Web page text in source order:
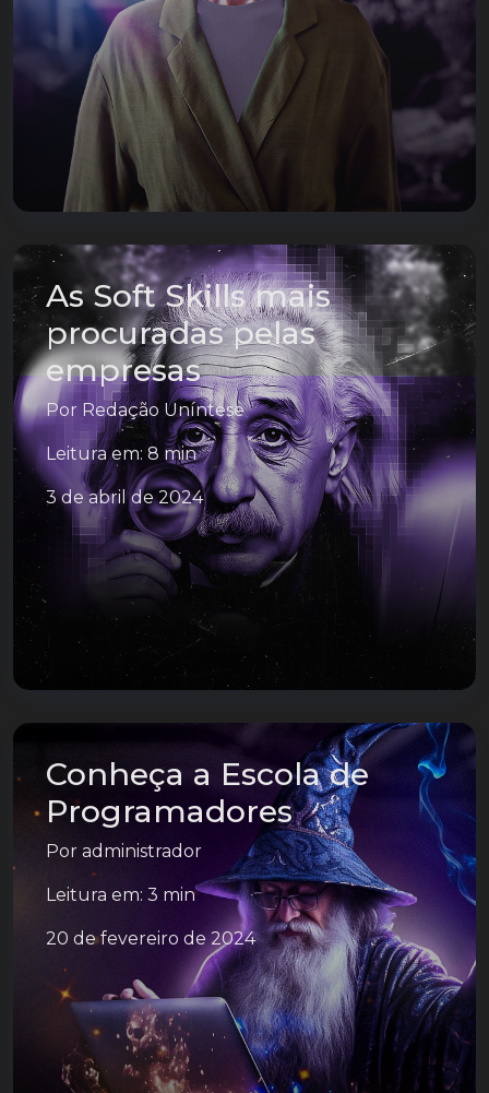
As Soft Skills mais
procuradas pelas
empresas
Por Redação Uníntese
Leitura em: 8 min
3 de abril de 2024
Conheça a Escola de
Programadores
Por administrador
Leitura em: 3 min
20 de fevereiro de 2024